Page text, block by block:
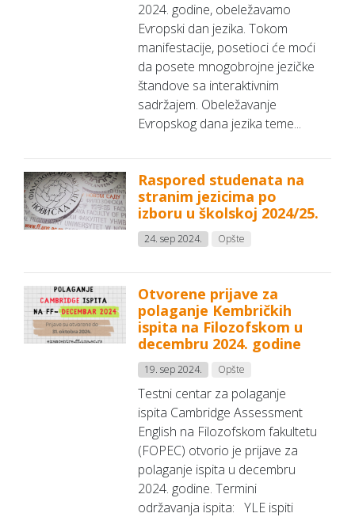
2024. godine, obeležavamo
Evropski dan jezika. Tokom
manifestacije, posetioci će moći
da posete mnogobrojne jezičke
štandove sa interaktivnim
sadržajem. Obeležavanje
Evropskog dana jezika teme...
Raspored studenata na
stranim jezicima po
izboru u školskoj 2024/25.
24. sep 2024. Opšte
Otvorene prijave za
polaganje Kembričkih
ispita na Filozofskom u
decembru 2024. godine
19. sep 2024. Opšte
Testni centar za polaganje
ispita Cambridge Assessment
English na Filozofskom fakultetu
(FOPEC) otvorio je prijave za
polaganje ispita u decembru
2024. godine. Termini
održavanja ispita: YLE ispiti